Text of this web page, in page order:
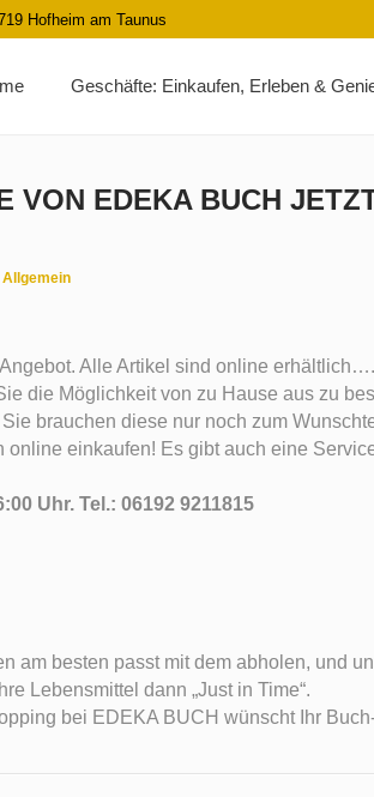
Hofheim am Taunus
Geschäfte: Einkaufen, Erleben &
VON EDEKA BUCH
Allgemein
Alle Artikel sind online
die Möglichkeit von zu Hause aus zu
Sie brauchen diese nur noch zum
online einkaufen! Es gibt auch eine
Uhr. Tel.: 06192 9211815
am besten passt mit dem abholen, und
Lebensmittel dann „Just in Time“.
bei EDEKA BUCH wünscht Ihr